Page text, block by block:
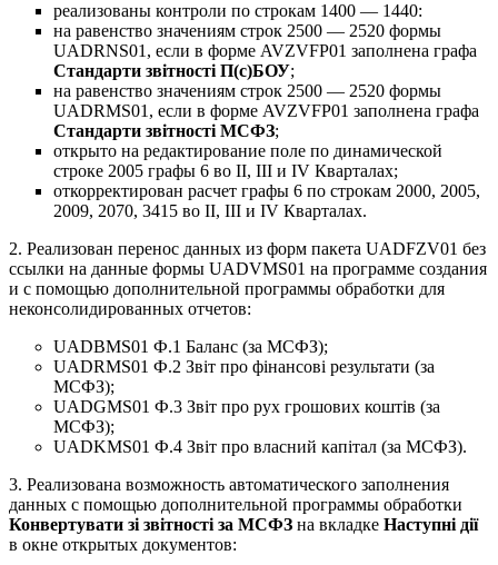
реализованы контроли по строкам 1400 — 1440:
на равенство значениям строк 2500 — 2520 формы
UADRNS01, если в форме AVZVFP01 заполнена графа
Стандарти звітності П(с)БОУ;
на равенство значениям строк 2500 — 2520 формы
UADRMS01, если в форме AVZVFP01 заполнена графа
Стандарти звітності МСФЗ;
открыто на редактирование поле по динамической
строке 2005 графы 6 во ІІ, ІІІ и ІV Кварталах;
откорректирован расчет графы 6 по строкам 2000, 2005,
2009, 2070, 3415 во ІІ, ІІІ и ІV Кварталах.
2. Реализован перенос данных из форм пакета UADFZV01 без
ссылки на данные формы UADVMS01 на программе создания
и с помощью дополнительной программы обработки для
неконсолидированных отчетов:
UADBMS01 Ф.1 Баланс (за МСФЗ);
UADRMS01 Ф.2 Звіт про фінансові результати (за
МСФЗ);
UADGMS01 Ф.3 Звіт про рух грошових коштів (за
МСФЗ);
UADKMS01 Ф.4 Звіт про власний капітал (за МСФЗ).
3. Реализована возможность автоматического заполнения
данных с помощью дополнительной программы обработки
Конвертувати зі звітності за МСФЗ на вкладке Наступні дії
в окне открытых документов: